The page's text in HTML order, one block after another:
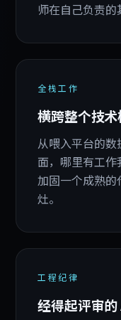
师在自己负责的
全栈工作
横跨整个技
从喂入平台的
面，哪里有工
加固一个成熟的
灶。
工程纪律
经得起评审的